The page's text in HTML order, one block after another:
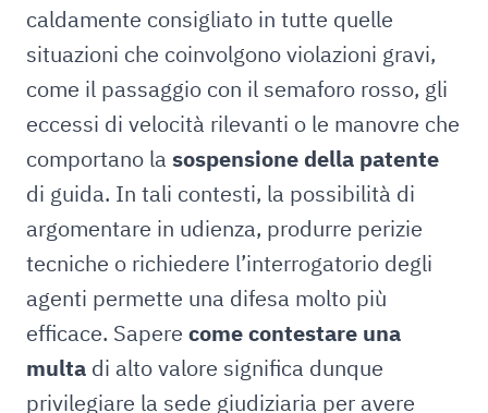
caldamente consigliato in tutte quelle
situazioni che coinvolgono violazioni gravi,
come il passaggio con il semaforo rosso, gli
eccessi di velocità rilevanti o le manovre che
comportano la sospensione della patente
di guida. In tali contesti, la possibilità di
argomentare in udienza, produrre perizie
tecniche o richiedere l’interrogatorio degli
agenti permette una difesa molto più
efficace. Sapere come contestare una
multa di alto valore significa dunque
privilegiare la sede giudiziaria per avere